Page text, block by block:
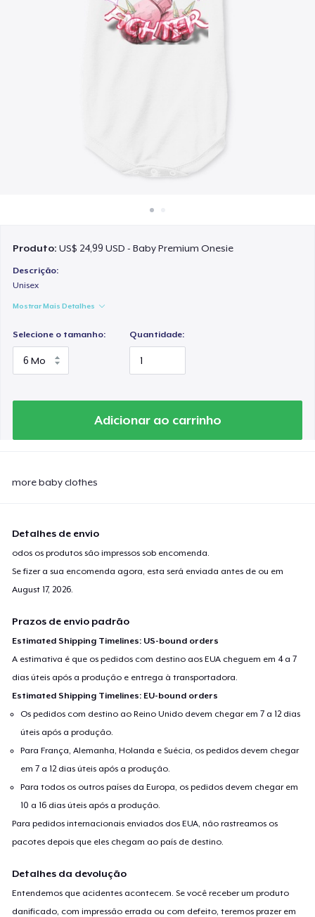
Venda em todo lugar
Produto:US$ 24,99 USD - Baby Premium Onesie
Descrição:
Unisex
Mostrar Mais Detalhes
Selecione o tamanho: Quantidade:
Adicionar ao carrinho
more baby clothes
Detalhes de envio
odos os produtos são impressos sob encomenda.
Se fizer a sua encomenda agora, esta será enviada antes de ou em
August 17, 2026
Prazos de envio padrão
Estimated Shipping Timelines: US-bound orders
A estimativa é que os pedidos com destino aos EUA cheguem em 4 a 7
dias úteis após a produção e entrega à transportadora.
Estimated Shipping Timelines: EU-bound orders
Os pedidos com destino ao Reino Unido devem chegar em 7 a 12 dias
úteis após a produção.
Para França, Alemanha, Holanda e Suécia, os pedidos devem chegar
em 7 a 12 dias úteis após a produção.
Para todos os outros países da Europa, os pedidos devem chegar em
10 a 16 dias úteis após a produção.
Para pedidos internacionais enviados dos EUA, não rastreamos os
pacotes depois que eles chegam ao país de destino.
Detalhes da devolução
Entendemos que acidentes acontecem. Se você receber um produto
danificado, com impressão errada ou com defeito, teremos prazer em